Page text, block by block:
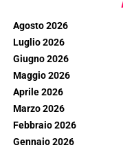
Agosto 2026
Luglio 2026
Giugno 2026
Maggio 2026
Aprile 2026
Marzo 2026
Febbraio 2026
Gennaio 2026